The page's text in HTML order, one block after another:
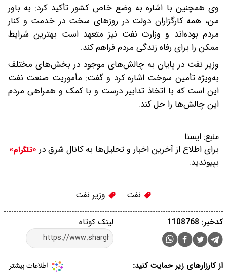
وی همچنین با اشاره به وضع خاص کشور تأکید کرد: به باور
من، همه کارگزاران دولت در روزهای سخت در خدمت و کنار
مردم بوده‌اند و وزارت نفت نیز متعهد است بهترین شرایط
ممکن را برای رفاه زندگی مردم فراهم کند.
وزیر نفت در پایان به چالش‌های موجود در بخش‌های مختلف
به‌ویژه تأمین سوخت اشاره کرد و گفت: مأموریت صنعت نفت
این است که با اتخاذ تدابیر درست و با کمک و همراهی مردم
این چالش‌ها را حل کند.
منبع: ایسنا
برای اطلاع از آخرین اخبار و تحلیل‌ها به کانال شرق در «تلگرام»
بپیوندید.
نفت وزیر نفت
لینک کوتاه کدخبر: 1108768
از کارزارهای زیر حمایت کنید: